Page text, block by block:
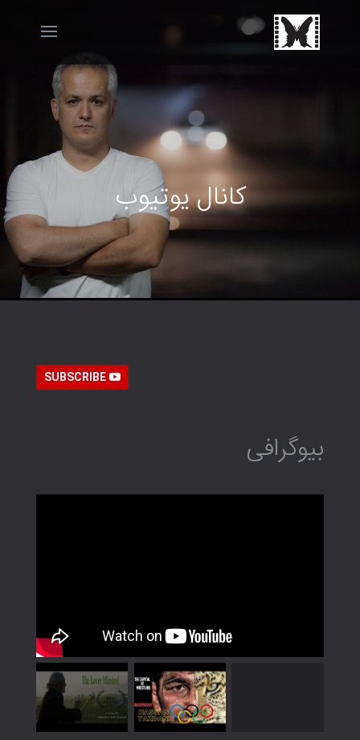
کانال یوتیوب
SUBSCRIBE
بیوگرافی